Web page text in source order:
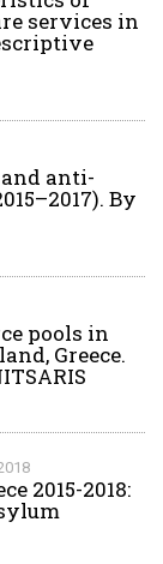
services in
anti-
By
pools in
Greece.
2015-2018: